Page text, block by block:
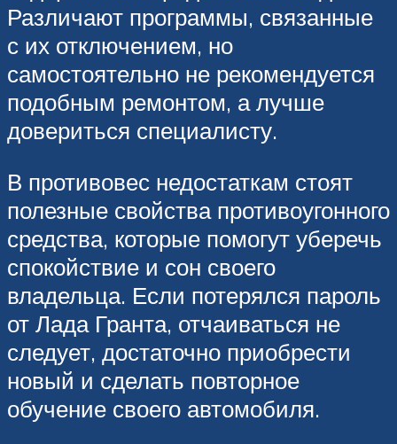
Различают программы, связанные
с их отключением, но
самостоятельно не рекомендуется
подобным ремонтом, а лучше
довериться специалисту.
В противовес недостаткам стоят
полезные свойства противоугонного
средства, которые помогут уберечь
спокойствие и сон своего
владельца. Если потерялся пароль
от Лада Гранта, отчаиваться не
следует, достаточно приобрести
новый и сделать повторное
обучение своего автомобиля.